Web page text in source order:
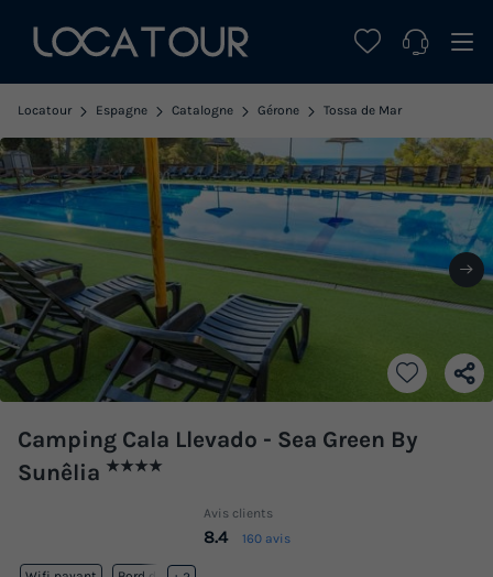
Locatour Espagne Catalogne Gérone Tossa de Mar
Camping Cala Llevado - Sea Green By
Sunêlia ★★★★
Avis clients
8.4 160 avis